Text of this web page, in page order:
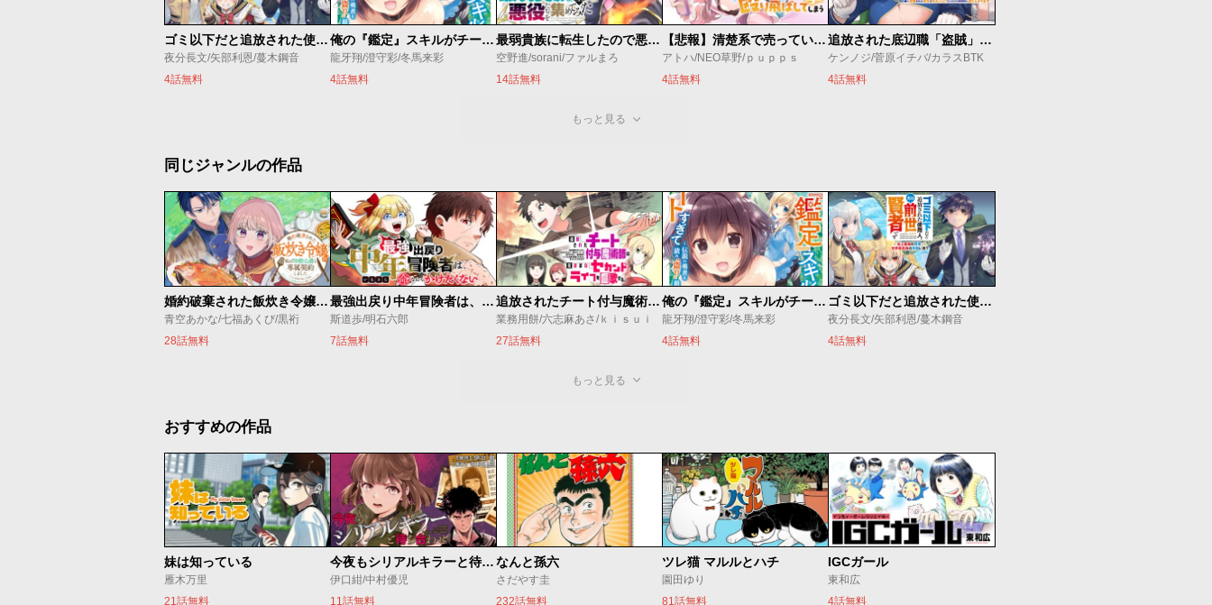
ゴミ以下だと追放された使用人、実は前世賢者です ～史上最強の賢者、世界最高峰の学園に通う～
夜分長文/矢部利恩/蔓木鋼音
4話無料
俺の『鑑定』スキルがチートすぎて
龍牙翔/澄守彩/冬馬来彩
4話無料
最弱貴族に転生したので悪役たちを集めてみた
空野進/sorani/ファルまろ
14話無料
【悲報】清楚系で売っていた底辺配信者、うっかり配信を切り忘れたままSS級モンスターを拳で殴り飛ばしてしまう
アトハ/NEO草野/ｐｕｐｐｓ
4話無料
追放された底辺職「盗賊」はゲーム知識で無双する。一緒に召喚された先生も外れジョブだったけど効率的に成り上がります
ケンノジ/菅原イチバ/カラスBTK
4話無料
もっと見る
同じジャンルの作品
婚約破棄された飯炊き令嬢の私は冷酷公爵と専属契約しました～ですが胃袋を掴んだ結果、冷たかった公爵様がどんどん優しくなっています～
青空あかな/七福あくび/黒裄
28話無料
最強出戻り中年冒険者は、今さら命なんてかけたくない
斯道歩/明石六郎
7話無料
追放されたチート付与魔術師は気ままなセカンドライフを謳歌する。 ～俺は武器だけじゃなく、あらゆるものに『強化ポイント』を付与できるし、俺の意思でいつでも効果を解除できるけど、残った人たち大丈夫？～
業務用餅/六志麻あさ/ｋｉｓｕｉ
27話無料
俺の『鑑定』スキルがチートすぎて
龍牙翔/澄守彩/冬馬来彩
4話無料
ゴミ以下だと追放された使用人、実は前世賢者です ～史上最強の賢者、世界最高峰の学園に通う～
夜分長文/矢部利恩/蔓木鋼音
4話無料
もっと見る
おすすめの作品
妹は知っている
雁木万里
21話無料
今夜もシリアルキラーと待ち合わせ
伊口紺/中村優児
11話無料
なんと孫六
さだやす圭
232話無料
ツレ猫 マルルとハチ
園田ゆり
81話無料
IGCガール
東和広
4話無料